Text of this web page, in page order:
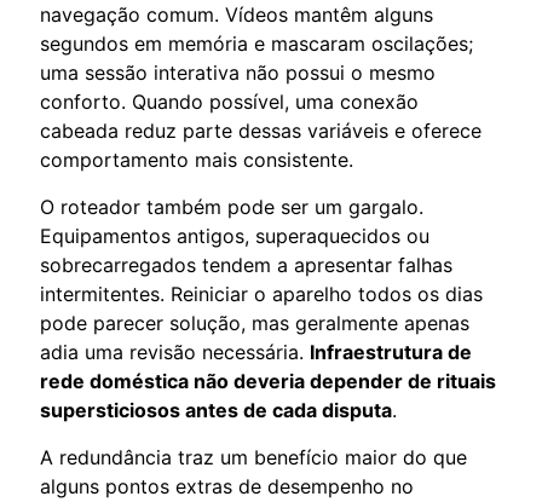
navegação comum. Vídeos mantêm alguns
segundos em memória e mascaram oscilações;
uma sessão interativa não possui o mesmo
conforto. Quando possível, uma conexão
cabeada reduz parte dessas variáveis e oferece
comportamento mais consistente.
O roteador também pode ser um gargalo.
Equipamentos antigos, superaquecidos ou
sobrecarregados tendem a apresentar falhas
intermitentes. Reiniciar o aparelho todos os dias
pode parecer solução, mas geralmente apenas
adia uma revisão necessária. Infraestrutura de
rede doméstica não deveria depender de rituais
supersticiosos antes de cada disputa.
A redundância traz um benefício maior do que
alguns pontos extras de desempenho no